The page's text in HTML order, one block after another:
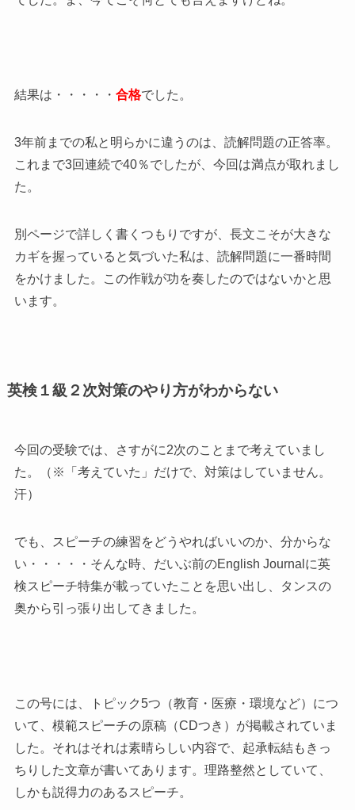
結果は・・・・・ 合格でした。
3年前までの私と明らかに違うのは、読解問題の正答率。
これまで3回連続で40％でしたが、今回は満点が取れまし
た。
別ページで詳しく書くつもりですが、長文こそが大きな
カギを握っていると気づいた私は、読解問題に一番時間
をかけました。この作戦が功を奏したのではないかと思
います。
英検１級２次対策のやり方がわからない
今回の受験では、さすがに2次のことまで考えていまし
た。（※「考えていた」だけで、対策はしていません。
汗）
でも、スピーチの練習をどうやればいいのか、分からな
い・・・・・そんな時、だいぶ前のEnglish Journalに英
検スピーチ特集が載っていたことを思い出し、タンスの
奥から引っ張り出してきました。
この号には、トピック5つ（教育・医療・環境など）につ
いて、模範スピーチの原稿（CDつき）が掲載されていま
した。それはそれは素晴らしい内容で、起承転結もきっ
ちりした文章が書いてあります。理路整然としていて、
しかも説得力のあるスピーチ。